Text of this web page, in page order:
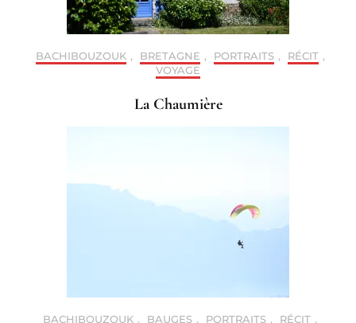
BACHIBOUZOUK , BRETAGNE , PORTRAITS , RÉCIT ,
VOYAGE
La Chaumière
BACHIBOUZOUK , BAUGES , PORTRAITS , RÉCIT ,